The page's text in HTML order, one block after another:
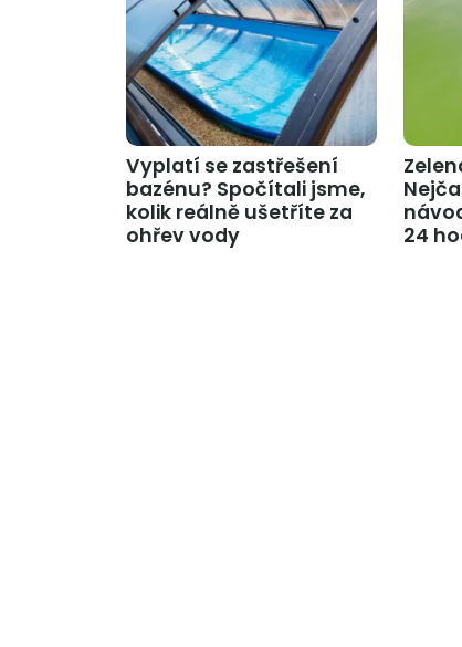
Vyplatí se zastřešení
bazénu? Spočítali jsme,
kolik reálně ušetříte za
ohřev vody
24